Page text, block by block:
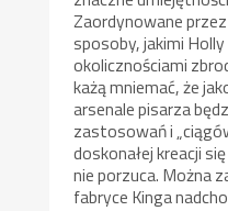
Zaordynowane
sposoby, jakimi
okolicznościami
każą mniemać, że
arsenale pisarza
zastosowań i
doskonałej kreacji
nie porzuca. Można
fabryce Kinga